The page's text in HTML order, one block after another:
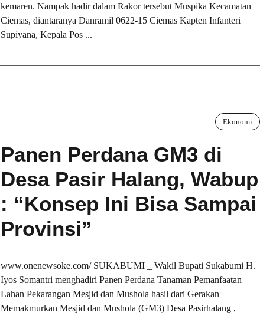
kemaren. Nampak hadir dalam Rakor tersebut Muspika Kecamatan
Ciemas, diantaranya Danramil 0622-15 Ciemas Kapten Infanteri
Supiyana, Kepala Pos ...
Ekonomi
Panen Perdana GM3 di
Desa Pasir Halang, Wabup
: “Konsep Ini Bisa Sampai
Provinsi”
www.onenewsoke.com/ SUKABUMI _ Wakil Bupati Sukabumi H.
Iyos Somantri menghadiri Panen Perdana Tanaman Pemanfaatan
Lahan Pekarangan Mesjid dan Mushola hasil dari Gerakan
Memakmurkan Mesjid dan Mushola (GM3) Desa Pasirhalang ,